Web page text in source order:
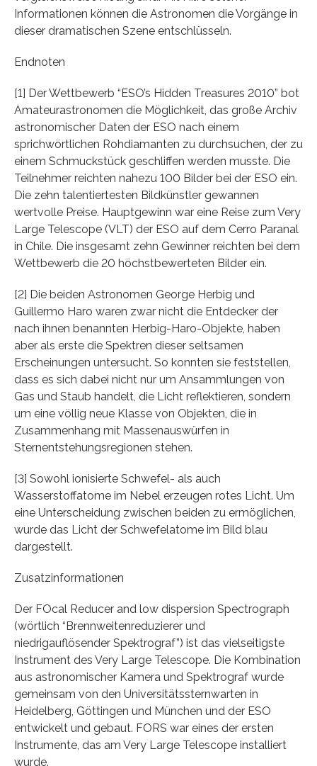
Informationen können die Astronomen die Vorgänge in
dieser dramatischen Szene entschlüsseln.
Endnoten
[1] Der Wettbewerb “ESO’s Hidden Treasures 2010” bot
Amateurastronomen die Möglichkeit, das große Archiv
astronomischer Daten der ESO nach einem
sprichwörtlichen Rohdiamanten zu durchsuchen, der zu
einem Schmuckstück geschliffen werden musste. Die
Teilnehmer reichten nahezu 100 Bilder bei der ESO ein.
Die zehn talentiertesten Bildkünstler gewannen
wertvolle Preise. Hauptgewinn war eine Reise zum Very
Large Telescope (VLT) der ESO auf dem Cerro Paranal
in Chile. Die insgesamt zehn Gewinner reichten bei dem
Wettbewerb die 20 höchstbewerteten Bilder ein.
[2] Die beiden Astronomen George Herbig und
Guillermo Haro waren zwar nicht die Entdecker der
nach ihnen benannten Herbig-Haro-Objekte, haben
aber als erste die Spektren dieser seltsamen
Erscheinungen untersucht. So konnten sie feststellen,
dass es sich dabei nicht nur um Ansammlungen von
Gas und Staub handelt, die Licht reflektieren, sondern
um eine völlig neue Klasse von Objekten, die in
Zusammenhang mit Massenauswürfen in
Sternentstehungsregionen stehen.
[3] Sowohl ionisierte Schwefel- als auch
Wasserstoffatome im Nebel erzeugen rotes Licht. Um
eine Unterscheidung zwischen beiden zu ermöglichen,
wurde das Licht der Schwefelatome im Bild blau
dargestellt.
Zusatzinformationen
Der FOcal Reducer and low dispersion Spectrograph
(wörtlich “Brennweitenreduzierer und
niedrigauflösender Spektrograf”) ist das vielseitigste
Instrument des Very Large Telescope. Die Kombination
aus astronomischer Kamera und Spektrograf wurde
gemeinsam von den Universitätssternwarten in
Heidelberg, Göttingen und München und der ESO
entwickelt und gebaut. FORS war eines der ersten
Instrumente, das am Very Large Telescope installiert
wurde.